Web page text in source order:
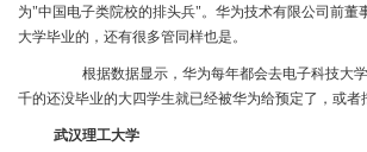
为"中国电子类院校的排头兵"。华为技术有限公司前董
大学毕业的，还有很多管同样也是。
根据数据显示，华为每年都会去电子科技大
千的还没毕业的大四学生就已经被华为给预定了，或者
武汉理工大学